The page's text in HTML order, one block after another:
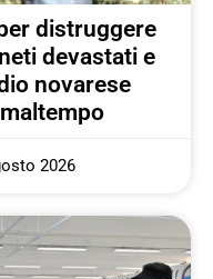
distruggere
devastati e
novarese
2026